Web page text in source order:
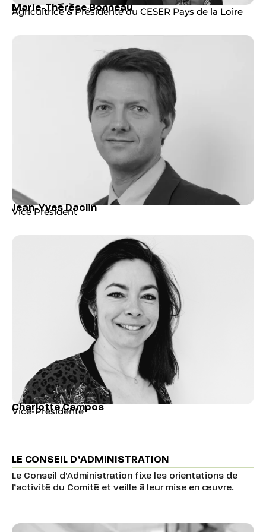
Marie-Thérèse Bonneau
Agricultrice & Présidente du CESER Pays de la Loire
Jean-Yves Daclin
Vice Président
Charlotte Campos
Vice-Présidente
LE CONSEIL D’ADMINISTRATION
Le Conseil d'Administration fixe les orientations de
l’activité du Comité et veille à leur mise en œuvre.